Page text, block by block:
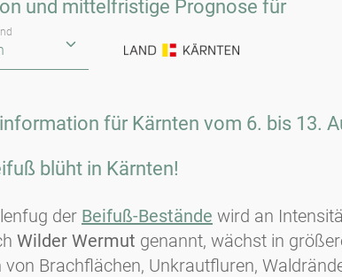
und mittelfristige Prognose fürKärnten
für Kärnten vom 6. bis 13.
blüht in Kärnten!
der Beifuß-Bestände wird an
Wilder Wermut genannt, wächst in
von Brachflächen, Unkrautfluren,